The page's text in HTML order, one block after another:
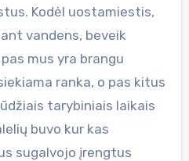
Kodėl uostamiestis,
vandens, beveik
mus yra brangu
ranka, o pas kitus
tarybiniais laikais
buvo kur kas
sugalvojo įrengtus